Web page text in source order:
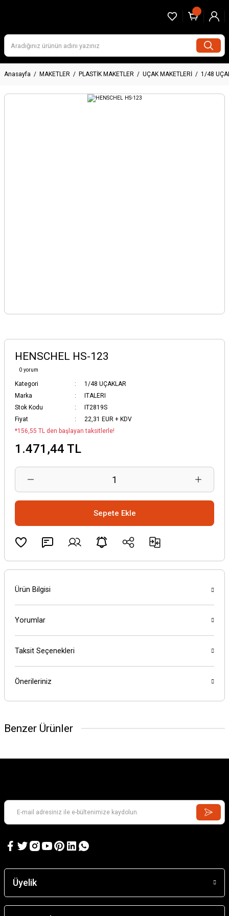
Anasayfa MAKETLER PLASTİK MAKETLER UÇAK MAKETLERİ 1/48
HENSCHEL HS-123
0 yorum
Kategori
1/48 UÇAKLAR
Marka
ITALERI
Stok Kodu
IT2819S
Fiyat
22,31 EUR + KDV
*156,55 TL den başlayan taksitlerle!
1.471,44 TL
Sepete Ekle
Ürün Bilgisi
Yorumlar
Taksit Seçenekleri
Önerileriniz
Benzer Ürünler
Üyelik